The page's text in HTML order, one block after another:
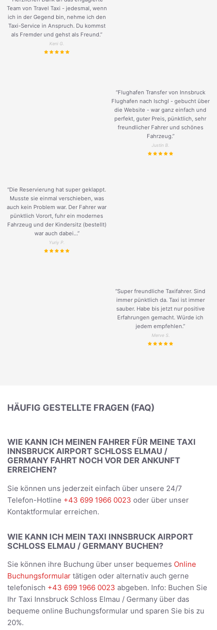
Team von Travel Taxi - jedesmal, wenn
ich in der Gegend bin, nehme ich den
Taxi-Service in Anspruch. Du kommst
als Fremder und gehst als Freund.”
Keni G.
“Flughafen Transfer von Innsbruck
Flughafen nach Ischgl - gebucht über
die Website - war ganz einfach und
perfekt, guter Preis, pünktlich, sehr
freundlicher Fahrer und schönes
Fahrzeug.”
Justin B.
“Die Reservierung hat super geklappt.
Musste sie einmal verschieben, was
auch kein Problem war. Der Fahrer war
pünktlich Vorort, fuhr ein modernes
Fahrzeug und der Kindersitz (bestellt)
war auch dabei...”
Yuriy P.
“Super freundliche Taxifahrer. Sind
immer pünktlich da. Taxi ist immer
sauber. Habe bis jetzt nur positive
Erfahrungen gemacht. Würde ich
jedem empfehlen.”
Merve S.
HÄUFIG GESTELLTE FRAGEN (FAQ)
WIE KANN ICH MEINEN FAHRER FÜR MEINE TAXI
INNSBRUCK AIRPORT SCHLOSS ELMAU /
GERMANY FAHRT NOCH VOR DER ANKUNFT
ERREICHEN?
Sie können uns jederzeit einfach über unsere 24/7
Telefon-Hotline +43 699 1966 0023 oder über unser
Kontaktformular erreichen.
WIE KANN ICH MEIN TAXI INNSBRUCK AIRPORT
SCHLOSS ELMAU / GERMANY BUCHEN?
Sie können ihre Buchung über unser bequemes Online
Buchungsformular tätigen oder alternativ auch gerne
telefonisch +43 699 1966 0023 abgeben. Info: Buchen Sie
Ihr Taxi Innsbruck Schloss Elmau / Germany über das
bequeme online Buchungsformular und sparen Sie bis zu
20%.